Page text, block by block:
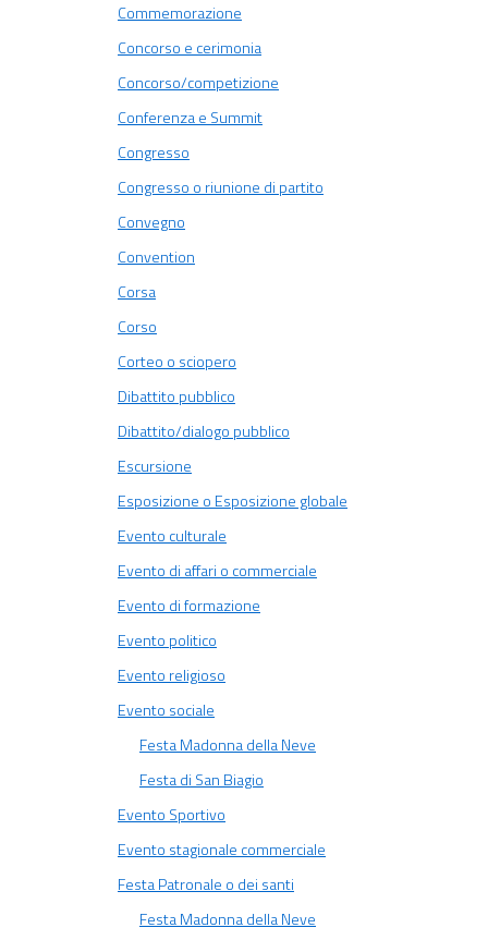
Commemorazione
Concorso e cerimonia
Concorso/competizione
Conferenza e Summit
Congresso
Congresso o riunione di partito
Convegno
Convention
Corsa
Corso
Corteo o sciopero
Dibattito pubblico
Dibattito/dialogo pubblico
Escursione
Esposizione o Esposizione globale
Evento culturale
Evento di affari o commerciale
Evento di formazione
Evento politico
Evento religioso
Evento sociale
Festa Madonna della Neve
Festa di San Biagio
Evento Sportivo
Evento stagionale commerciale
Festa Patronale o dei santi
Festa Madonna della Neve